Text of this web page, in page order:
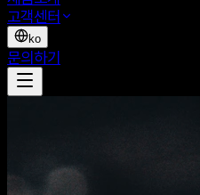
고객센터
ko
문의하기